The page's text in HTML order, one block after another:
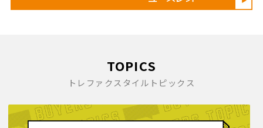
TOPICS
トレファクスタイルトピックス